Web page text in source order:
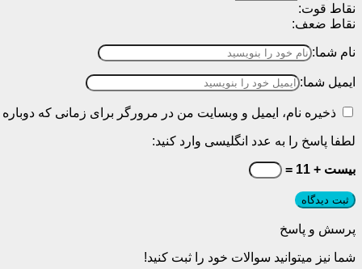
نقاط قوت:
نقاط ضعف:
نام شما:
ایمیل شما:
ذخیره نام، ایمیل و وبسایت من در مرورگر برای زمانی که
لطفا پاسخ را به عدد انگلیسی وارد کنید:
بیست + 11 =
پرسش و پاسخ
شما نیز میتوانید سوالات خود را ثبت کنید!